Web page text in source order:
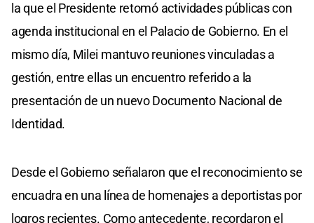
la que el Presidente retomó actividades públicas con
agenda institucional en el Palacio de Gobierno. En el
mismo día, Milei mantuvo reuniones vinculadas a
gestión, entre ellas un encuentro referido a la
presentación de un nuevo Documento Nacional de
Identidad.
Desde el Gobierno señalaron que el reconocimiento se
encuadra en una línea de homenajes a deportistas por
logros recientes. Como antecedente, recordaron el